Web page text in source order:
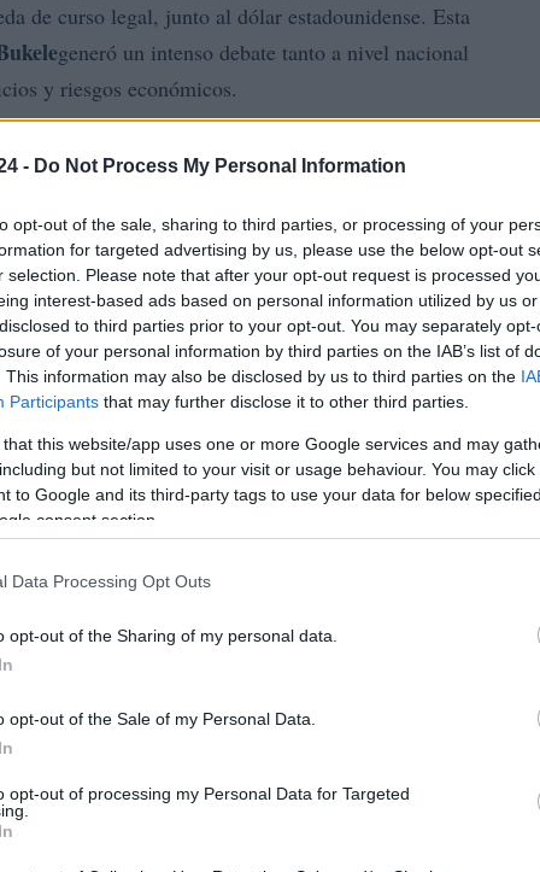
- Do Not Process My Personal Information
opt-out of the sale, sharing to third parties, or processing of your
for targeted advertising by us, please use the below opt-out
selection. Please note that after your opt-out request is processed
interest-based ads based on personal information utilized by us
to third parties prior to your opt-out. You may separately
of your personal information by third parties on the IAB’s list of
This information may also be disclosed by us to third parties on the
Participants that may further disclose it to other third parties.
that this website/app uses one or more Google services and may
but not limited to your visit or usage behaviour. You may
to Google and its third-party tags to use your data for below
consent section.
Data Processing Opt Outs
opt-out of the Sharing of my personal data.
opt-out of the Sale of my Personal Data.
opt-out of processing my Personal Data for Targeted
de curso legal, junto al dólar estadounidense. Esta
generó un intenso debate tanto a nivel nacional
y riesgos económicos.
de una infraestructura para facilitar
dejó de ser reconocido como moneda de curso
un bajo uso por parte de la población.
costera deEl Zontese convirtió en un laboratorio
el uso delBitcoinen las transacciones